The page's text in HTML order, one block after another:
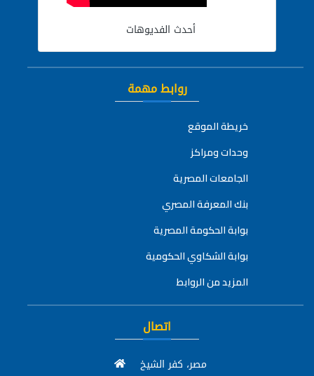
أحدث الفديوهات
روابط مهمة
خريطة الموقع
وحدات ومراكز
الجامعات المصرية
بنك المعرفة المصري
بوابة الحكومة المصرية
بوابة الشكاوي الحكومية
المزيد من الروابط
اتصال
مصر، كفر الشيخ